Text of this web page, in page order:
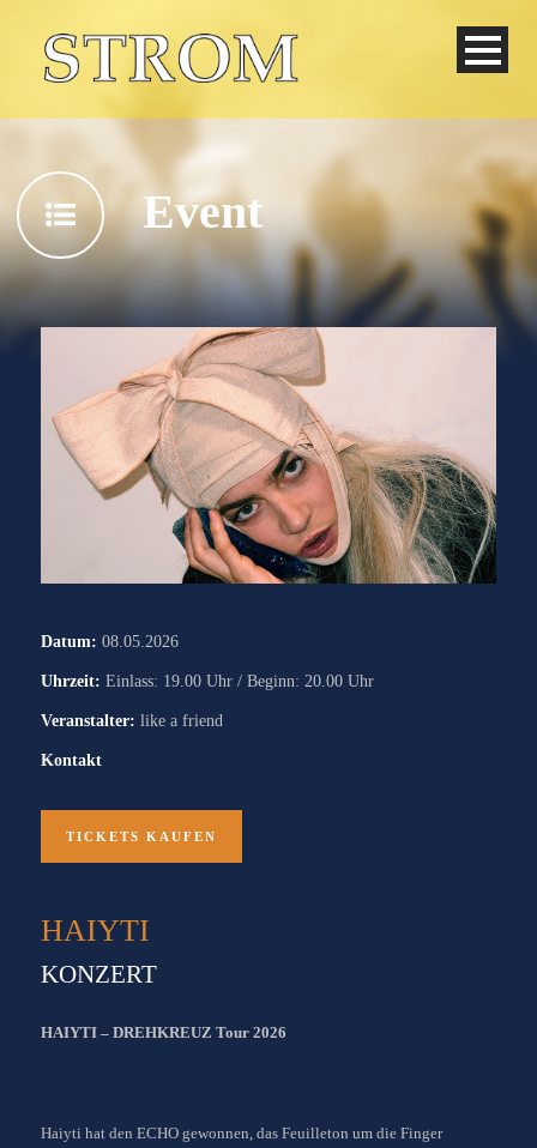
Deutsch
Event
Datum: 08.05.2026
Uhrzeit: Einlass: 19.00 Uhr / Beginn: 20.00 Uhr
Veranstalter: like a friend
Kontakt
TICKETS KAUFEN
HAIYTI
KONZERT
HAIYTI – DREHKREUZ Tour 2026
Haiyti hat den ECHO gewonnen, das Feuilleton um die Finger